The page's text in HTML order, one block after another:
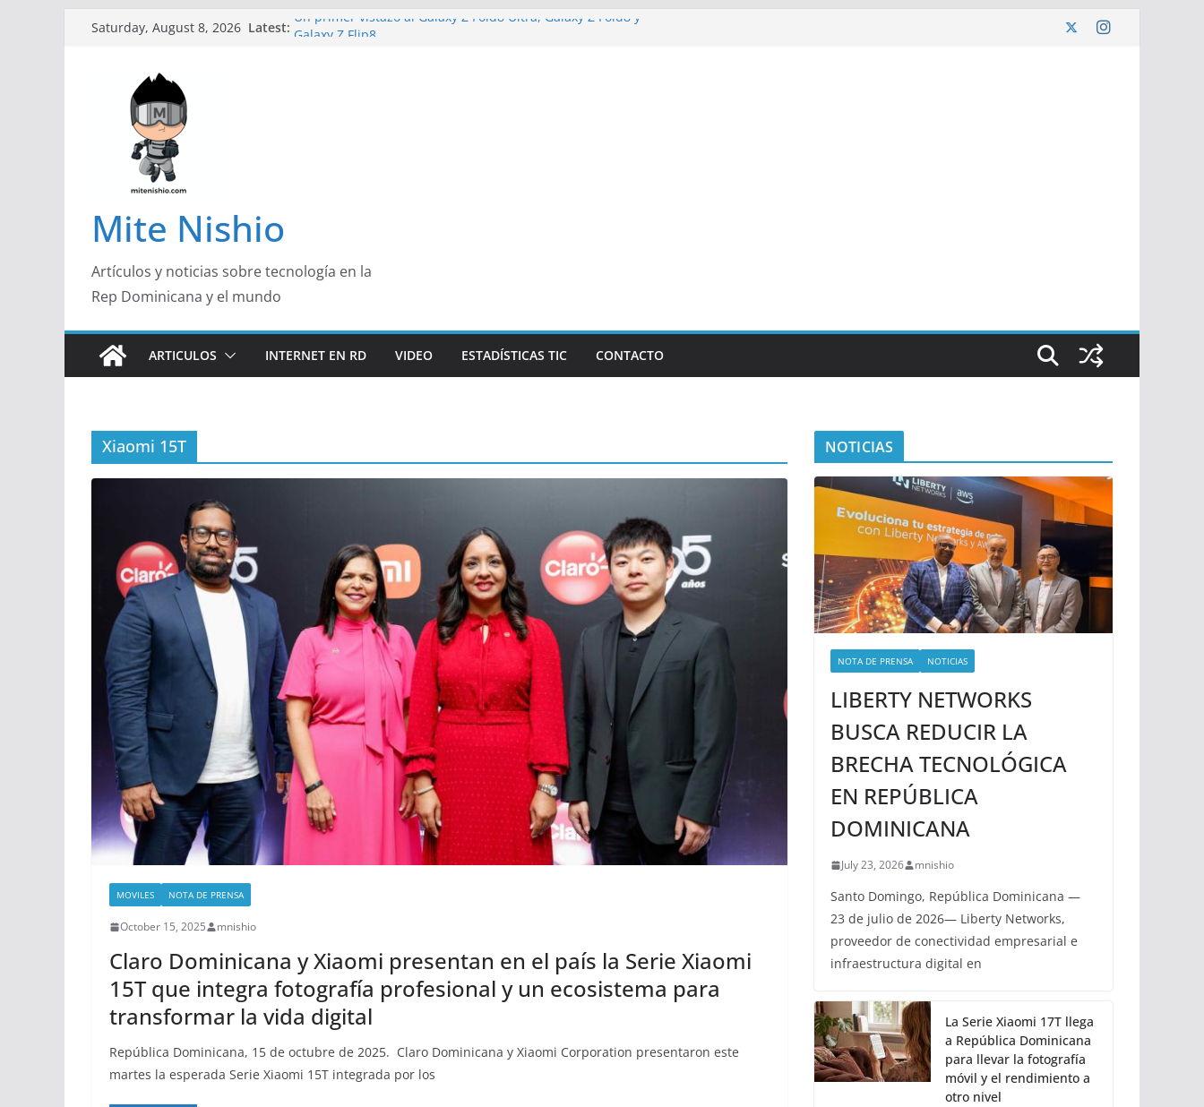
Saturday, August 8, 2026 Latest: Un primer vistazo al Galaxy Z Fold8 Ultra, Galaxy Z Fold8 y
Mite Nishio
Artículos y noticias sobre tecnología en la
Rep Dominicana y el mundo
ARTICULOS INTERNET EN RD VIDEO ESTADÍSTICAS TIC CONTACTO
Xiaomi 15T
MOVILES NOTA DE PRENSA
October 15, 2025 mnishio
Claro Dominicana y Xiaomi presentan en el país la Serie Xiaomi
15T que integra fotografía profesional y un ecosistema para
transformar la vida digital
República Dominicana, 15 de octubre de 2025. Claro Dominicana y Xiaomi Corporation presentaron este
martes la esperada Serie Xiaomi 15T integrada por los
NOTICIAS
NOTA DE PRENSA NOTICIAS
LIBERTY NETWORKS
BUSCA REDUCIR LA
BRECHA TECNOLÓGICA
EN REPÚBLICA
DOMINICANA
July 23, 2026 mnishio
Santo Domingo, República Dominicana —
23 de julio de 2026— Liberty Networks,
proveedor de conectividad empresarial e
infraestructura digital en
La Serie Xiaomi 17T llega
a República Dominicana
para llevar la fotografía
móvil y el rendimiento a
otro nivel